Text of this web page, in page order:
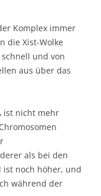
Komplex immer
die Xist-Wolke
und von
aus über das
ist nicht mehr
als bei den
ist noch höher, und
während der